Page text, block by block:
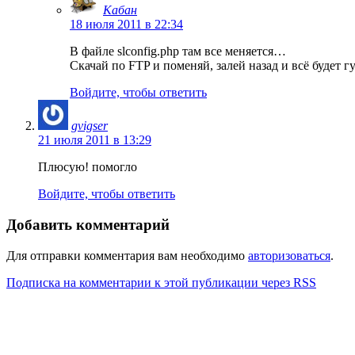
Кабан
18 июля 2011 в 22:34
В файле slconfig.php там все меняется…
Скачай по FTP и поменяй, залей назад и всё будет
Войдите, чтобы ответить
gvigser
21 июля 2011 в 13:29
Плюсую! помогло
Войдите, чтобы ответить
Добавить комментарий
Для отправки комментария вам необходимо авторизоваться.
Подписка на комментарии к этой публикации через RSS